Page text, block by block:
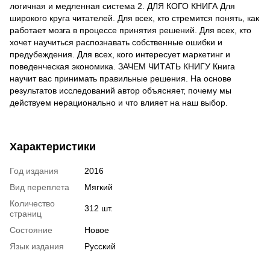
логичная и медленная система 2. ДЛЯ КОГО КНИГА Для
широкого круга читателей. Для всех, кто стремится понять, как
работает мозга в процессе принятия решений. Для всех, кто
хочет научиться распознавать собственные ошибки и
предубеждения. Для всех, кого интересует маркетинг и
поведенческая экономика. ЗАЧЕМ ЧИТАТЬ КНИГУ Книга
научит вас принимать правильные решения. На основе
результатов исследований автор объясняет, почему мы
действуем нерационально и что влияет на наш выбор.
Характеристики
Год издания
2016
Вид переплета
Мягкий
Количество
страниц
312 шт.
Состояние
Новое
Язык издания
Русский